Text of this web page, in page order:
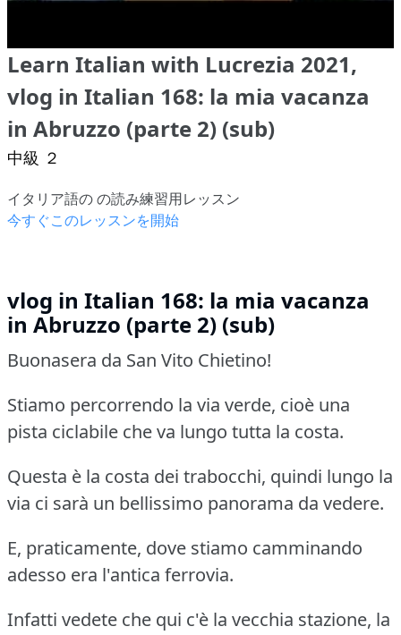
Learn Italian with Lucrezia 2021,
vlog in Italian 168: la mia vacanza
in Abruzzo (parte 2) (sub)
中級 ２
イタリア語の の読み練習用レッスン
今すぐこのレッスンを開始
vlog in Italian 168: la mia vacanza
in Abruzzo (parte 2) (sub)
Buonasera da San Vito Chietino!
Stiamo percorrendo la via verde, cioè una
pista ciclabile che va lungo tutta la costa.
Questa è la costa dei trabocchi, quindi lungo la
via ci sarà un bellissimo panorama da vedere.
E, praticamente, dove stiamo camminando
adesso era l'antica ferrovia.
Infatti vedete che qui c'è la vecchia stazione, la